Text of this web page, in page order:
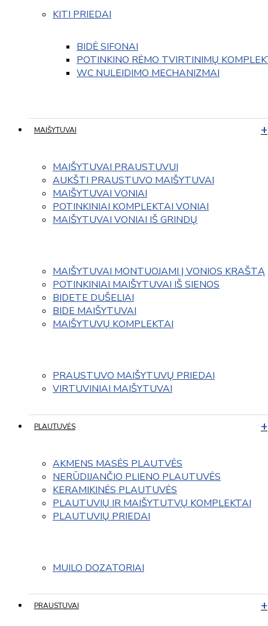
KITI PRIEDAI
BIDĖ SIFONAI
POTINKINO RĖMO TVIRTINIMŲ
WC NULEIDIMO MECHANIZMAI
MAIŠYTUVAI
MAIŠYTUVAI PRAUSTUVUI
AUKŠTI PRAUSTUVO MAIŠYTUVAI
MAIŠYTUVAI VONIAI
POTINKINIAI KOMPLEKTAI VONIAI
MAIŠYTUVAI VONIAI IŠ GRINDŲ
MAIŠYTUVAI MONTUOJAMI Į VONIOS KRAŠTĄ
POTINKINIAI MAIŠYTUVAI IŠ SIENOS
BIDETE DUŠELIAI
BIDE MAIŠYTUVAI
MAIŠYTUVŲ KOMPLEKTAI
PRAUSTUVO MAIŠYTUVŲ PRIEDAI
VIRTUVINIAI MAIŠYTUVAI
PLAUTUVĖS
AKMENS MASĖS PLAUTVĖS
NERŪDIJANČIO PLIENO PLAUTUVĖS
KERAMIKINĖS PLAUTUVĖS
PLAUTUVIŲ IR MAIŠYTUTVŲ KOMPLEKTAI
PLAUTUVIŲ PRIEDAI
MUILO DOZATORIAI
PRAUSTUVAI